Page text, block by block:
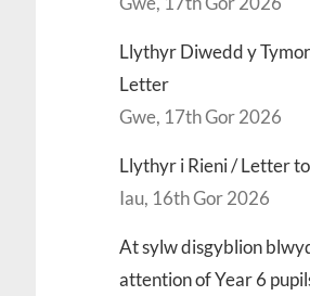
Llythyr Diwedd y
Letter
Gwe, 17th Gor 2026
Llythyr i Rieni / Letter
Iau, 16th Gor 2026
At sylw disgyblion
attention of Year 6